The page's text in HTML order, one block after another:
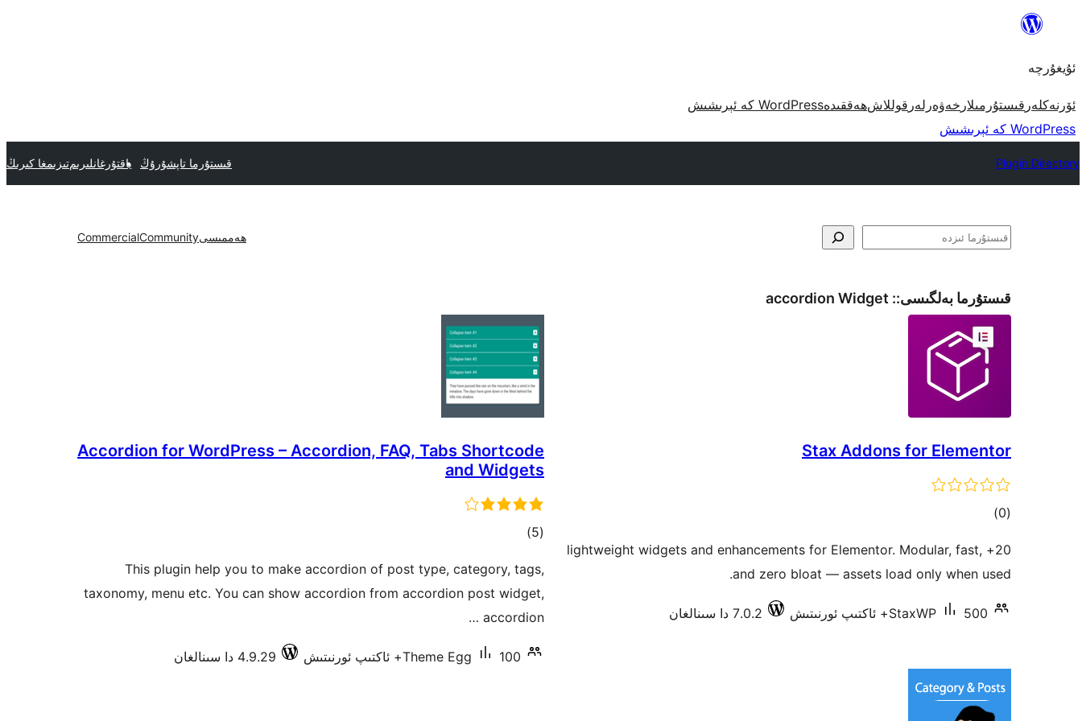
مەزمۇنغا
ئۇيغۇرچە
ئۆرنەكلەر قىستۇرمىلار خەۋەرلەر قوللاشھەققىدەWordPress كە ئېرىشىش
WordPress كە ئېرىشىش
Plugin Directory قىستۇرما تاپشۇرۇڭ ياقتۇرغانلىرىمتىزىمغا كىرىڭ
ئىزدە ھەممىسىCommunity
Commercial
قىستۇرما بەلگىسى:: accordion Widget
Stax Addons for Elementor
(0 ئومۇمىي)
20+ lightweight widgets and enhancements for Elementor. Modular, fast,
and zero bloat — assets load only when used.
StaxWP 500+ ئاكتىپ ئورنىتىش 7.0.2 دا سىنالغان
Accordion for WordPress – Accordion, FAQ, Tabs Shortcode
and Widgets
(5 ئومۇمىي)
This plugin help you to make accordion of post type, category, tags,
taxonomy, menu etc. You can show accordion from accordion post widget,
accordion …
Theme Egg 100+ ئاكتىپ ئورنىتىش 4.9.29 دا سىنالغان